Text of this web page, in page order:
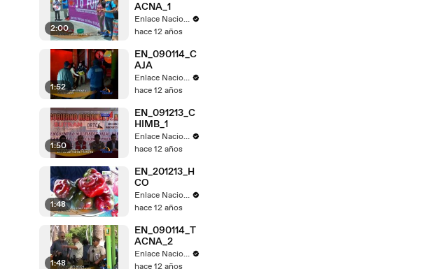
2:00
ACNA_1
Enlace Nacional
hace 12 años
1:52
EN_090114_C
AJA
Enlace Nacional
hace 12 años
1:50
EN_091213_C
HIMB_1
Enlace Nacional
hace 12 años
1:48
EN_201213_H
CO
Enlace Nacional
hace 12 años
1:48
EN_090114_T
ACNA_2
Enlace Nacional